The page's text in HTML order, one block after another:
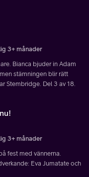
3+ månader
Bianca bjuder in Adam
stämningen blir rätt
Stembridge. Del 3 av 18.
3+ månader
fest med vännerna.
Eva Jumatate och